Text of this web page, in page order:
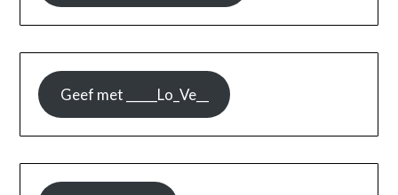
Geef met _____Lo_Ve__